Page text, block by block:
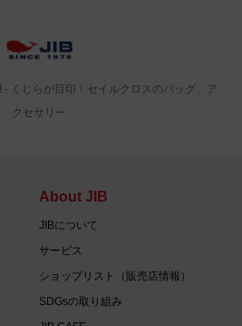
くじらが目印！セイルクロスのバッグ、ア
クセサリー
About JIB
JIBについて
サービス
ショップリスト（販売店情報）
SDGsの取り組み